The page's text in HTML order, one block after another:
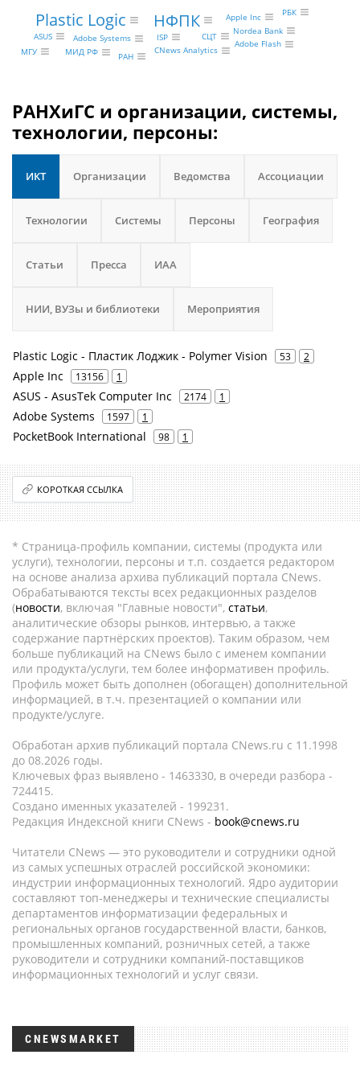
Plastic Logic НФПК
Apple Inc
ASUS
Adobe Systems
Nordea Bank
ISP СЦТ
Adobe Flash
РБК
CNews Analytics
МГУ МИД РФ РАН
РАНХиГС и организации, системы,
технологии, персоны:
ИКТ Организации Ведомства Ассоциации
Технологии Системы Персоны География
Статьи Пресса ИАА
НИИ, ВУЗы и библиотеки Мероприятия
Plastic Logic - Пластик Лоджик - Polymer Vision 53 2
Apple Inc 13156 1
ASUS - AsusTek Computer Inc 2174 1
Adobe Systems 1597 1
PocketBook International 98 1
КОРОТКАЯ ССЫЛКА
* Страница-профиль компании, системы (продукта или
услуги), технологии, персоны и т.п. создается редактором
на основе анализа архива публикаций портала CNews.
Обрабатываются тексты всех редакционных разделов
(новости, включая "Главные новости", статьи,
аналитические обзоры рынков, интервью, а также
содержание партнёрских проектов). Таким образом, чем
больше публикаций на CNews было с именем компании
или продукта/услуги, тем более информативен профиль.
Профиль может быть дополнен (обогащен) дополнительной
информацией, в т.ч. презентацией о компании или
продукте/услуге.
Обработан архив публикаций портала CNews.ru c 11.1998
до 08.2026 годы.
Ключевых фраз выявлено - 1463330, в очереди разбора -
724415.
Создано именных указателей - 199231.
Редакция Индексной книги CNews - book@cnews.ru
Читатели CNews — это руководители и сотрудники одной
из самых успешных отраслей российской экономики:
индустрии информационных технологий. Ядро аудитории
составляют топ-менеджеры и технические специалисты
департаментов информатизации федеральных и
региональных органов государственной власти, банков,
промышленных компаний, розничных сетей, а также
руководители и сотрудники компаний-поставщиков
информационных технологий и услуг связи.
CNEWSMARKET